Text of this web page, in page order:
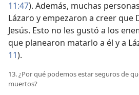
11:47). Además, muchas
Lázaro y empezaron a creer que
Jesús. Esto no les gustó a los
que planearon matarlo a él y a
11).
13. ¿Por qué podemos estar seguros de
muertos?